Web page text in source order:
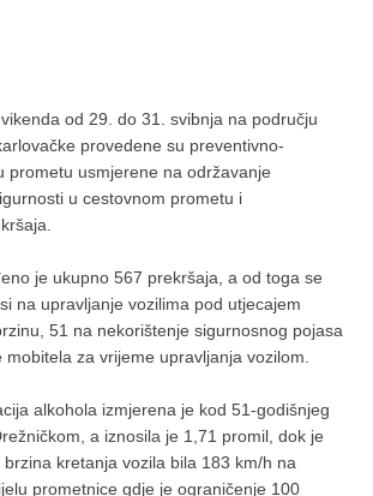
od 29. do 31. svibnja na području
provedene su preventivno-
prometu usmjerene na održavanje
u cestovnom prometu i
je ukupno 567 prekršaja, a od toga se
na upravljanje vozilima pod utjecajem
51 na nekorištenje sigurnosnog pojasa
za vrijeme upravljanja vozilom.
alkohola izmjerena je kod 51-godišnjeg
a iznosila je 1,71 promil, dok je
kretanja vozila bila 183 km/h na
prometnice gdje je ograničenje 100